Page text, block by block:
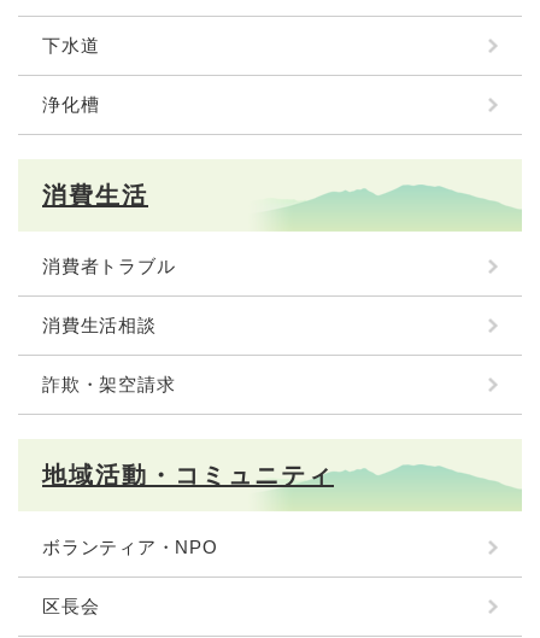
下水道
浄化槽
消費生活
消費者トラブル
消費生活相談
詐欺・架空請求
地域活動・コミュニティ
ボランティア・NPO
区長会